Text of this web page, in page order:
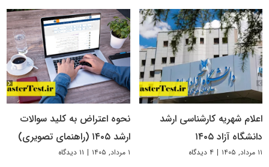
اعلام شهریه کارشناسی ارشد
دانشگاه آزاد ۱۴۰۵
۱۱ مرداد, ۱۴۰۵ | ۴ دیدگاه
نحوه اعتراض به کلید سوالات
ارشد ۱۴۰۵ (راهنمای تصویری)
۱ مرداد, ۱۴۰۵ | ۱۱ دیدگاه